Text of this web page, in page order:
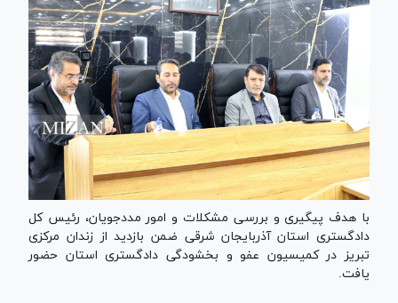
با هدف پیگیری و بررسی مشکلات و امور مددجویان، رئیس کل
دادگستری استان آذربایجان شرقی ضمن بازدید از زندان مرکزی
تبریز در کمیسیون عفو و بخشودگی دادگستری استان حضور
یافت.